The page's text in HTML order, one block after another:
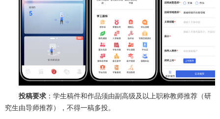
投稿要求 ：学生稿件和作品须由副高级及以上职称教师推荐（研
究生由导师推荐），不得一稿多投。